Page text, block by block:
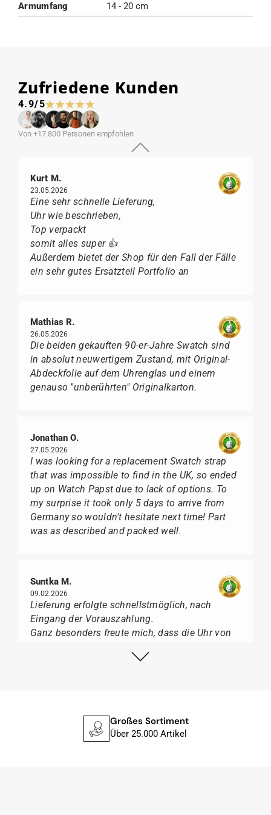
Armumfang 14 - 20 cm
Zufriedene Kunden
4.9/5
Von +17.800 Personen empfohlen
Kurt M.
23.05.2026
Eine sehr schnelle Lieferung,
Uhr wie beschrieben,
Top verpackt
somit alles super 👍
Außerdem bietet der Shop für den Fall der Fälle
ein sehr gutes Ersatzteil Portfolio an
Mathias R.
26.05.2026
Die beiden gekauften 90-er-Jahre Swatch sind
in absolut neuwertigem Zustand, mit Original-
Abdeckfolie auf dem Uhrenglas und einem
genauso "unberührten" Originalkarton.
Jonathan O.
27.05.2026
I was looking for a replacement Swatch strap
that was impossible to find in the UK, so ended
up on Watch Papst due to lack of options. To
my surprise it took only 5 days to arrive from
Germany so wouldn't hesitate next time! Part
was as described and packed well.
Suntka M.
09.02.2026
Lieferung erfolgte schnellstmöglich, nach
Eingang der Vorauszahlung.
Ganz besonders freute mich, dass die Uhr von
geliefert wurde, sondern mit der gelben
für seine professionelle Arbeit und tollen
Service extrem weiter empfehlen.
Großes Sortiment
Über 25.000 Artikel